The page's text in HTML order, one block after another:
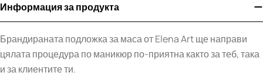
Информация за продукта
Брандираната подложка за маса от Elena Art ще направи
цялата процедура по маникюр по-приятна както за теб, така
и за клиентите ти.